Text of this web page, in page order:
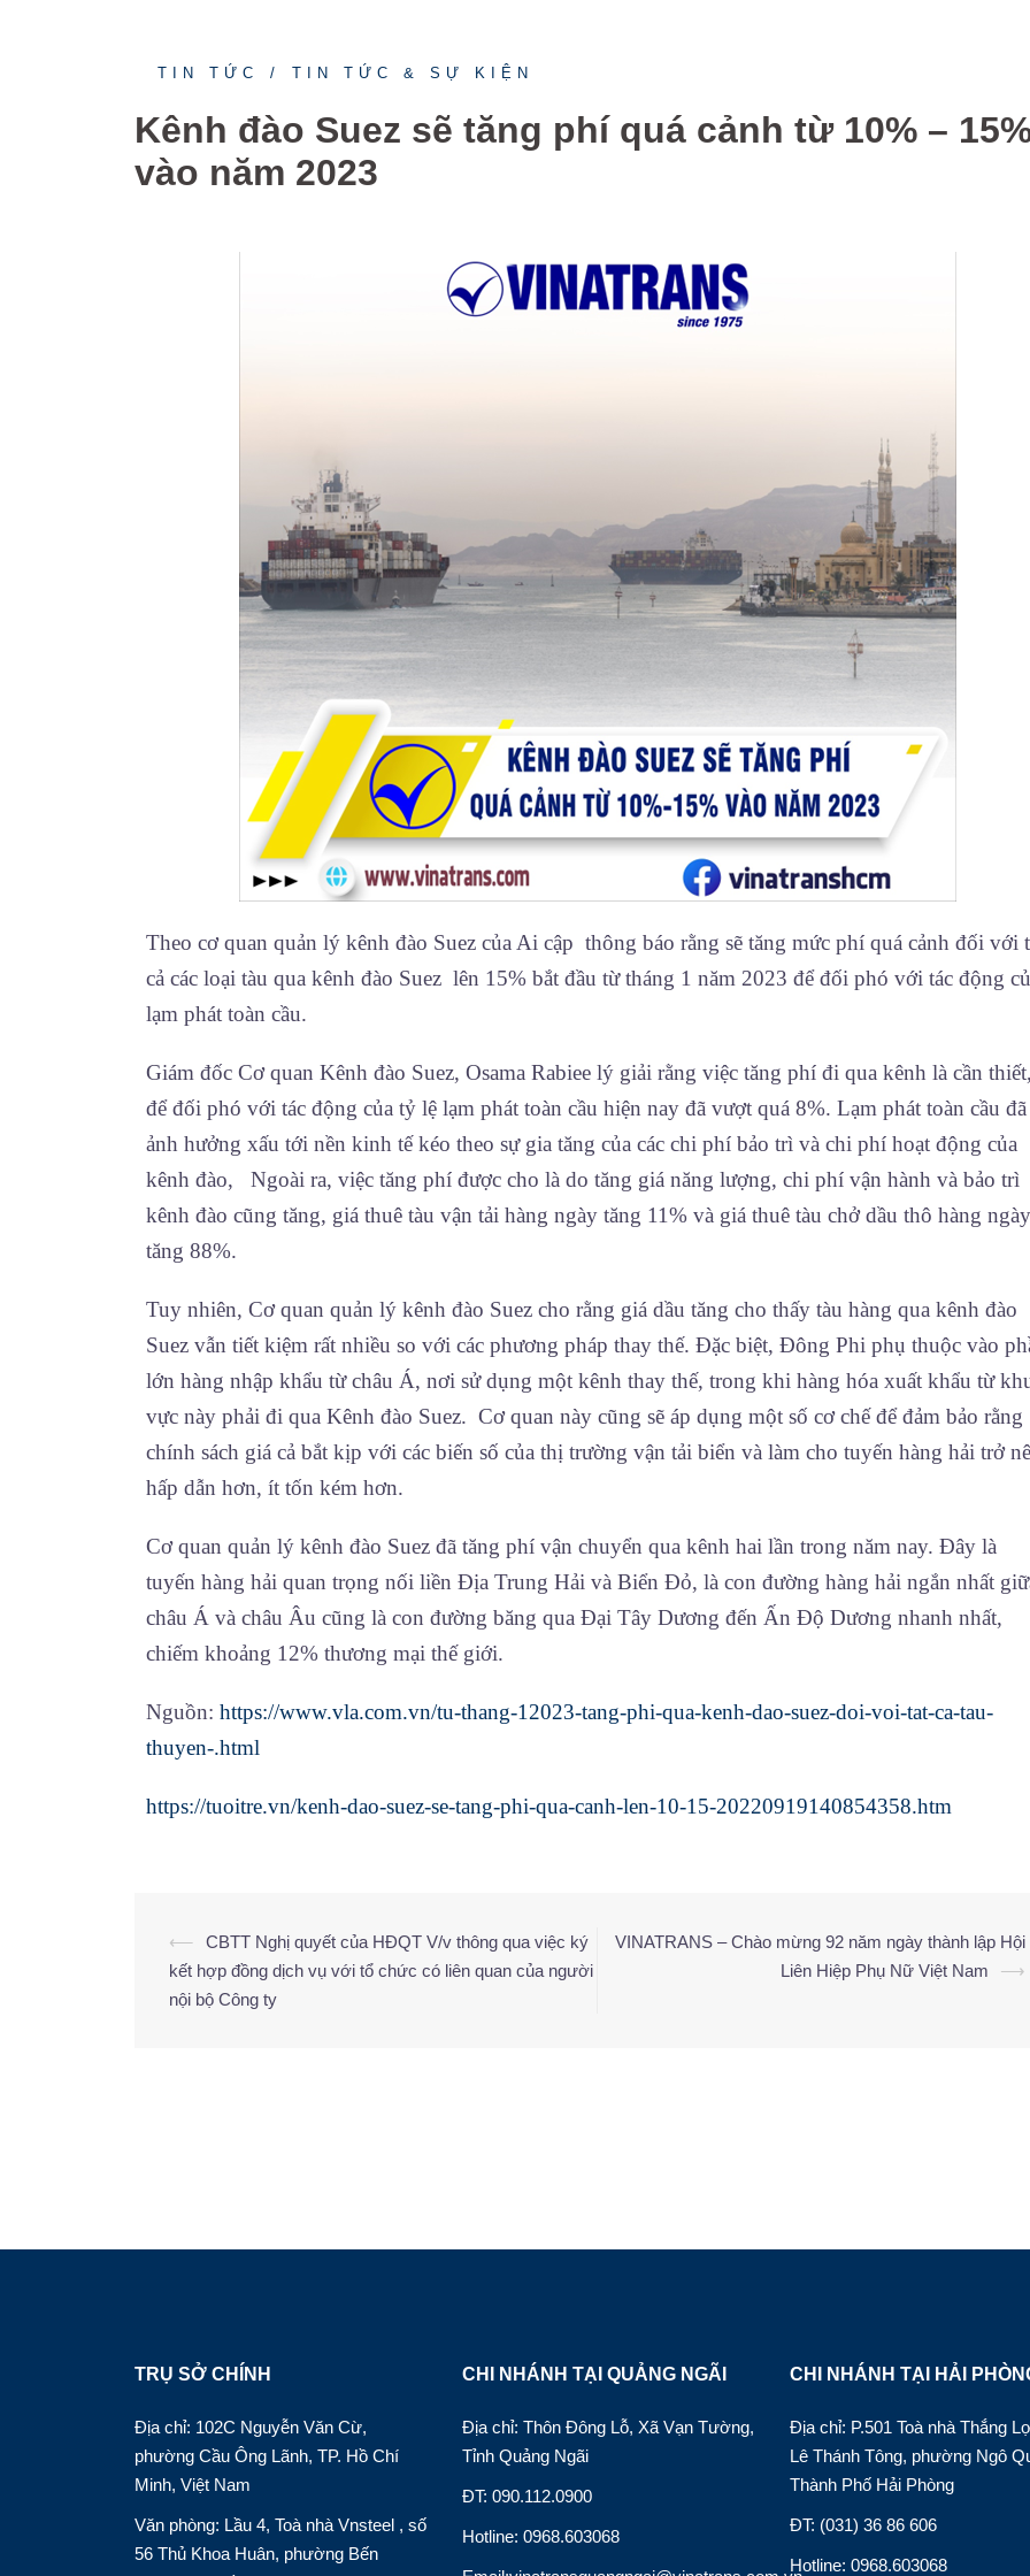
TIN TỨC TIN TỨC & SỰ KIỆN
Kênh đào Suez sẽ tăng phí quá cảnh từ 10% –
vào năm 2023
Theo cơ quan quản lý kênh đào Suez của Ai cập thông báo rằng sẽ tăng mức phí quá cảnh đối với
cả các loại tàu qua kênh đào Suez lên 15% bắt đầu từ tháng 1 năm 2023 để đối phó với tác động
lạm phát toàn cầu.
Giám đốc Cơ quan Kênh đào Suez, Osama Rabiee lý giải rằng việc tăng phí đi qua kênh là cần
để đối phó với tác động của tỷ lệ lạm phát toàn cầu hiện nay đã vượt quá 8%. Lạm phát toàn cầu đã
ảnh hưởng xấu tới nền kinh tế kéo theo sự gia tăng của các chi phí bảo trì và chi phí hoạt động của
kênh đào, Ngoài ra, việc tăng phí được cho là do tăng giá năng lượng, chi phí vận hành và bảo trì
kênh đào cũng tăng, giá thuê tàu vận tải hàng ngày tăng 11% và giá thuê tàu chở dầu thô hàng ngày
tăng 88%.
Tuy nhiên, Cơ quan quản lý kênh đào Suez cho rằng giá dầu tăng cho thấy tàu hàng qua kênh đào
Suez vẫn tiết kiệm rất nhiều so với các phương pháp thay thế. Đặc biệt, Đông Phi phụ thuộc vào
lớn hàng nhập khẩu từ châu Á, nơi sử dụng một kênh thay thế, trong khi hàng hóa xuất khẩu từ
vực này phải đi qua Kênh đào Suez. Cơ quan này cũng sẽ áp dụng một số cơ chế để đảm bảo rằng
chính sách giá cả bắt kịp với các biến số của thị trường vận tải biển và làm cho tuyến hàng hải trở
hấp dẫn hơn, ít tốn kém hơn.
Cơ quan quản lý kênh đào Suez đã tăng phí vận chuyển qua kênh hai lần trong năm nay. Đây là
tuyến hàng hải quan trọng nối liền Địa Trung Hải và Biển Đỏ, là con đường hàng hải ngắn nhất
châu Á và châu Âu cũng là con đường băng qua Đại Tây Dương đến Ấn Độ Dương nhanh nhất,
chiếm khoảng 12% thương mại thế giới.
Nguồn: https://www.vla.com.vn/tu-thang-12023-tang-phi-qua-kenh-dao-suez-doi-voi-tat-ca-tau-
thuyen-.html
https://tuoitre.vn/kenh-dao-suez-se-tang-phi-qua-canh-len-10-15-20220919140854358.htm
⟵
CBTT Nghị quyết của HĐQT V/v thông qua việc ký
kết hợp đồng dịch vụ với tổ chức có liên quan của người
nội bộ Công ty
VINATRANS – Chào mừng 92 năm ngày thành lập Hội
Liên Hiệp Phụ Nữ Việt Nam
⟶
TRỤ SỞ CHÍNH
Địa chỉ: 102C Nguyễn Văn Cừ,
phường Cầu Ông Lãnh, TP. Hồ Chí
Minh, Việt Nam
Văn phòng: Lầu 4, Toà nhà Vnsteel , số
56 Thủ Khoa Huân, phường Bến
CHI NHÁNH TẠI QUẢNG NGÃI
Địa chỉ: Thôn Đông Lỗ, Xã Vạn Tường,
Tỉnh Quảng Ngãi
ĐT: 090.112.0900
Hotline: 0968.603068
CHI NHÁNH TẠI HẢI
Địa chỉ: P.501 Toà nhà Thắng
Lê Thánh Tông, phường Ngô
Thành Phố Hải Phòng
ĐT: (031) 36 86 606
Hotline: 0968.603068